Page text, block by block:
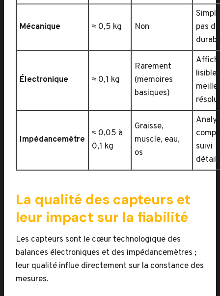
Mécanique ≈ 0,5 kg Non
pas
Électronique ≈ 0,1 kg
Rarement
(memoires
basiques)
lisible,
Impédancemètre
≈ 0,05 à
0,1 kg
Graisse,
muscle, eau,
os
suivi
La qualité des capteurs et
leur impact sur la fiabilité
Les capteurs sont le cœur technologique des
balances électroniques et des impédancemètres ;
leur qualité influe directement sur la constance des
mesures.